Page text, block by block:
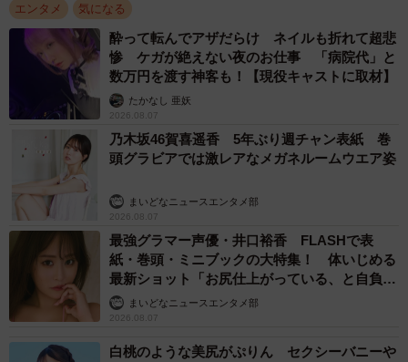
エンタメ 気になる
酔って転んでアザだらけ ネイルも折れて超悲
惨 ケガが絶えない夜のお仕事 「病院代」と
数万円を渡す神客も！【現役キャストに取材】
たかなし 亜妖
2026.08.07
乃木坂46賀喜遥香 5年ぶり週チャン表紙 巻
頭グラビアでは激レアなメガネルームウエア姿
まいどなニュースエンタメ部
2026.08.07
最強グラマー声優・井口裕香 FLASHで表
紙・巻頭・ミニブックの大特集！ 体いじめる
最新ショット「お尻仕上がっている、と自負し
ています」「いくつになっても理想の身体でい
たい」
まいどなニュースエンタメ部
2026.08.07
白桃のような美尻がぷりん セクシーバニーや